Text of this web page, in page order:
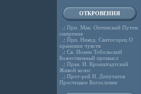
ОТКРОВЕНИЯ
.: Прп. Мак. Оптинский Путем
смирения
.: Прп. Никод. Святогорец О
хранении чувств
.: Св. Иоанн Тобольский
Божественный промысл
.: Прав. И. Кронштадтский
Живой колос
.: Прот-рей Н. Депутатов
Простецкое Богословие